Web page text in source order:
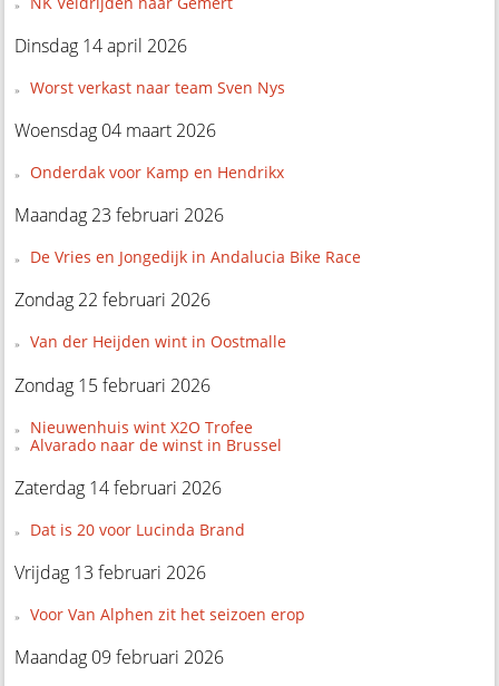
Dinsdag 14 april 2026
Worst verkast naar team Sven Nys
Woensdag 04 maart 2026
Onderdak voor Kamp en Hendrikx
Maandag 23 februari 2026
De Vries en Jongedijk in Andalucia Bike Race
Zondag 22 februari 2026
Van der Heijden wint in Oostmalle
Zondag 15 februari 2026
Nieuwenhuis wint X2O Trofee
Alvarado naar de winst in Brussel
Zaterdag 14 februari 2026
Dat is 20 voor Lucinda Brand
Vrijdag 13 februari 2026
Voor Van Alphen zit het seizoen erop
Maandag 09 februari 2026